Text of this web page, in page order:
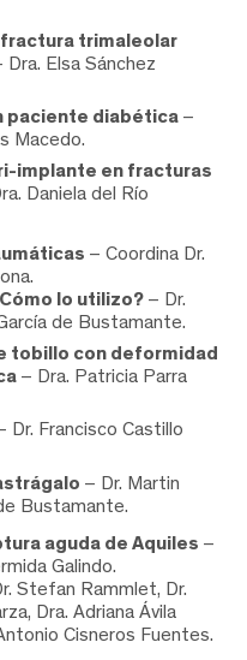
trimaleolar
Dra. Elsa Sánchez
paciente diabética –
Macedo.
implante en fracturas
Daniela del Río
– Coordina Dr.
lo utilizo? – Dr.
de Bustamante.
tobillo con deformidad
– Dra. Patricia Parra
Dr. Francisco Castillo
– Dr. Martin
Bustamante.
aguda de Aquiles –
Galindo.
Stefan Rammlet, Dr.
Dra. Adriana Ávila
Cisneros Fuentes.